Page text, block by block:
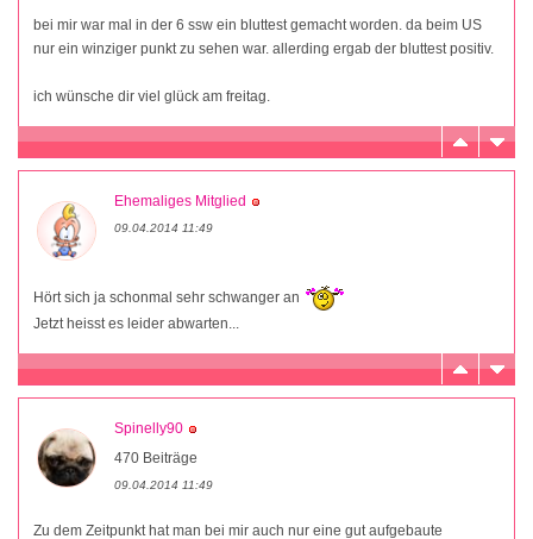
bei mir war mal in der 6 ssw ein bluttest gemacht worden. da beim US
nur ein winziger punkt zu sehen war. allerding ergab der bluttest positiv.
ich wünsche dir viel glück am freitag.
Ehemaliges Mitglied
09.04.2014 11:49
Hört sich ja schonmal sehr schwanger an
Jetzt heisst es leider abwarten...
Spinelly90
470 Beiträge
09.04.2014 11:49
Zu dem Zeitpunkt hat man bei mir auch nur eine gut aufgebaute